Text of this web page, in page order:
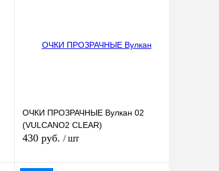
ОЧКИ ПРОЗРАЧНЫЕ Вулкан 02
(VULCANO2 CLEAR)
430 руб. / шт